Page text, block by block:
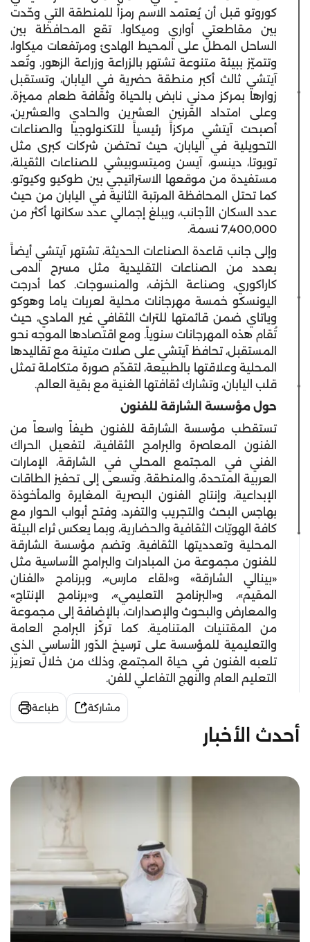
كوروتو قبل أن يُعتمد الاسم رمزاً للمنطقة التي وحّدت
بين مقاطعتي أواري وميكاوا. تقع المحافظة بين
الساحل المطل على المحيط الهادئ ومرتفعات ميكاوا،
وتتميّز ببيئة متنوعة تشتهر بالزراعة وزراعة الزهور. وتُعد
آيتشي ثالث أكبر منطقة حضرية في اليابان، وتستقبل
زوارها بمركز مدني نابض بالحياة وثقافة طعام مميزة.
وعلى امتداد القرنين العشرين والحادي والعشرين،
أصبحت آيتشي مركزاً رئيسياً للتكنولوجيا والصناعات
التحويلية في اليابان، حيث تحتضن شركات كبرى مثل
تويوتا، دينسو، آيسن وميتسوبيشي للصناعات الثقيلة،
مستفيدة من موقعها الاستراتيجي بين طوكيو وكيوتو.
كما تحتل المحافظة المرتبة الثانية في اليابان من حيث
عدد السكان الأجانب، ويبلغ إجمالي عدد سكانها أكثر من
7,400,000 نسمة.
وإلى جانب قاعدة الصناعات الحديثة، تشتهر آيتشي أيضاً
بعدد من الصناعات التقليدية مثل مسرح الدمى
كاراكوري، وصناعة الخزف، والمنسوجات. كما أدرجت
اليونسكو خمسة مهرجانات محلية لعربات ياما وهوكو
وياتاي ضمن قائمتها للتراث الثقافي غير المادي، حيث
تُقام هذه المهرجانات سنوياً. ومع اقتصادها الموجه نحو
المستقبل، تحافظ آيتشي على صلات متينة مع تقاليدها
المحلية وعلاقتها بالطبيعة، لتقدّم صورة متكاملة تمثل
قلب اليابان، وتشارك ثقافتها الغنية مع بقية العالم.
حول مؤسسة الشارقة للفنون
تستقطب مؤسسة الشارقة للفنون طيفاً واسعاً من
الفنون المعاصرة والبرامج الثقافية، لتفعيل الحراك
الفني في المجتمع المحلي في الشارقة، الإمارات
العربية المتحدة، والمنطقة. وتسعى إلى تحفيز الطاقات
الإبداعية، وإنتاج الفنون البصرية المغايرة والمأخوذة
بهاجس البحث والتجريب والتفرد، وفتح أبواب الحوار مع
كافة الهويّات الثقافية والحضارية، وبما يعكس ثراء البيئة
المحلية وتعدديتها الثقافية. وتضم مؤسسة الشارقة
للفنون مجموعة من المبادرات والبرامج الأساسية مثل
«بينالي الشارقة» و«لقاء مارس»، وبرنامج «الفنان
المقيم»، و«البرنامج التعليمي»، و«برنامج الإنتاج»
والمعارض والبحوث والإصدارات، بالإضافة إلى مجموعة
من المقتنيات المتنامية. كما تركّز البرامج العامة
والتعليمية للمؤسسة على ترسيخ الدّور الأساسي الذي
تلعبه الفنون في حياة المجتمع، وذلك من خلال تعزيز
التعليم العام والنهج التفاعلي للفن.
مشاركة طباعة
أحدث الأخبار